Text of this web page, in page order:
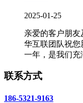
2025-01-25
亲爱的客户朋
华互联团队祝
一年，是我们充
联系方式
186-5321-9163